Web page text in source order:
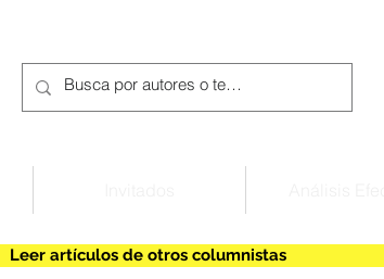
Leer artículos de otros columnistas